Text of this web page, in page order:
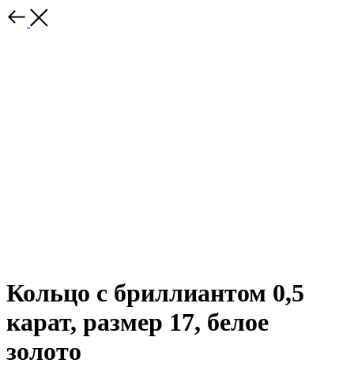
Кольцо с бриллиантом 0,5
карат, размер 17, белое
золото